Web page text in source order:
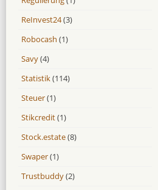
ReInvest24(3)
Robocash (1)
Savy(4)
Statistik(114)
Steuer(1)
Stikcredit(1)
Stock.estate(8)
Swaper(1)
Trustbuddy(2)